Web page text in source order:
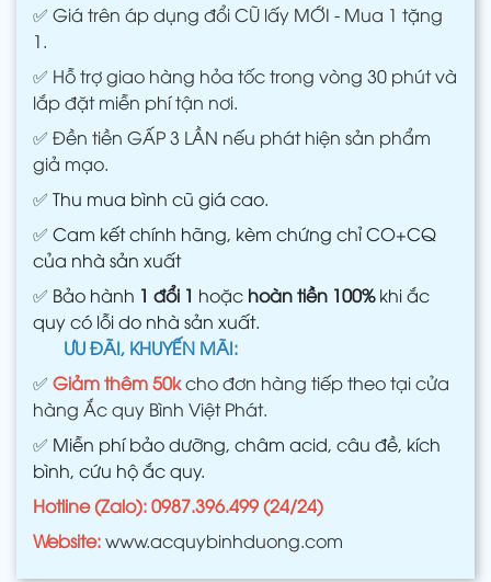
✅ Giá trên áp dụng đổi CŨ lấy MỚI - Mua 1 tặng
1.
✅ Hỗ trợ giao hàng hỏa tốc trong vòng 30 phút và
lắp đặt miễn phí tận nơi.
✅ Đền tiền GẤP 3 LẦN nếu phát hiện sản phẩm
giả mạo.
✅ Thu mua bình cũ giá cao.
✅ Cam kết chính hãng, kèm chứng chỉ CO+CQ
của nhà sản xuất
✅ Bảo hành 1 đổi 1 hoặc hoàn tiền 100%khi ắc
quy có lỗi do nhà sản xuất.
ƯU ĐÃI, KHUYẾN MÃI:
✅ Giảm thêm 50kcho đơn hàng tiếp theo tại cửa
hàng Ắc quy Bình Việt Phát.
✅ Miễn phí bảo dưỡng, châm acid, câu đề, kích
bình, cứu hộ ắc quy.
Hotline (Zalo): 0987.396.499 (24/24)
Website:www.acquybinhduong.com